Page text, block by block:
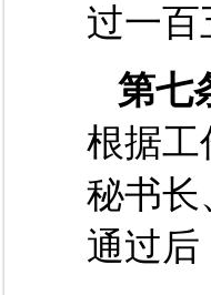
过一百
第七
根据工
秘书长
通过后